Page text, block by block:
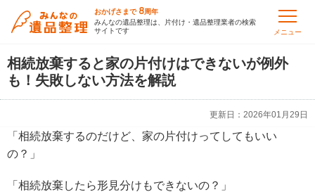
おかげさまで 8周年
みんなの遺品整理は、片付け・遺品整理業者の検索
サイトです
メニュー
相続放棄すると家の片付けはできないが例外
も！失敗しない方法を解説
更新日： 2026年01月29日
「相続放棄するのだけど、家の片付けってしてもいい
の？」
「相続放棄したら形見分けもできないの？」